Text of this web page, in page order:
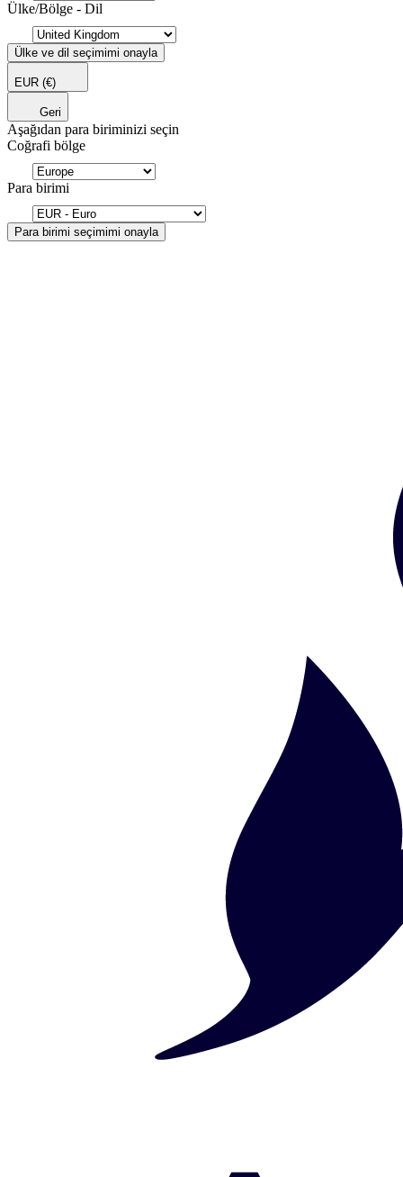
Ülke/Bölge - Dil
Ülke ve dil seçimimi onayla
EUR (€)
Geri
Aşağıdan para biriminizi seçin
Coğrafi bölge
Para birimi
Para birimi seçimimi onayla